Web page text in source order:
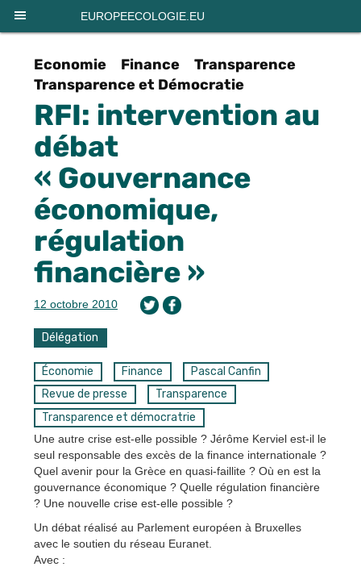
EUROPEECOLOGIE.EU
Economie Finance
Transparence
Transparence et Démocratie
RFI: intervention au
débat
« Gouvernance
économique,
régulation
financière »
12 octobre 2010
Délégation
Économie Finance
Pascal Canfin
Revue de presse
Transparence
Transparence et démocratrie
Une autre crise est-elle possible ? Jérôme Kerviel est-il le
seul responsable des excès de la finance internationale ?
Quel avenir pour la Grèce en quasi-faillite ? Où en est la
gouvernance économique ? Quelle régulation financière
? Une nouvelle crise est-elle possible ?
Un débat réalisé au Parlement européen à Bruxelles
avec le soutien du réseau Euranet.
Avec :